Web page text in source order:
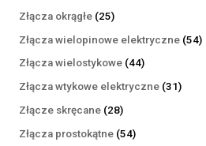
Złącza okrągłe 2525
produktów
Złącza wielopinowe elektryczne 5454
Złącza wielostykowe 4444
produkty
Złącza wtykowe elektryczne 3131
Złącze skręcane 2828
produktów
Złącza prostokątne 5454